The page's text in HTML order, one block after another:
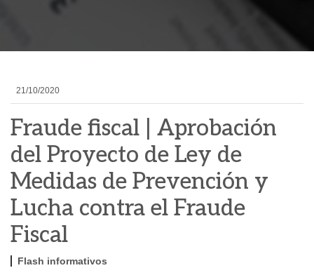
21/10/2020
Fraude fiscal | Aprobación
del Proyecto de Ley de
Medidas de Prevención y
Lucha contra el Fraude
Fiscal
Flash informativos